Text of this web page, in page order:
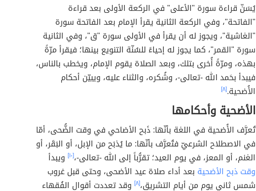
يُسَنّ قراءة سورة "الأعلى" في الركعة الأولى بعد قراءة
"الفاتحة"، وفي الركعة الثانية يقرأ الإمام بعد الفاتحة سورة
"الغاشية"، ويجوز له أن يقرأ في الأولى سورة "ق"، وفي الثانية
سورة "القمر"، كما يجوز له إحياءً للسُنّة التنويع بينها؛ فيقرأ مرّةً
بهذه، ومرّةً أُخرى بتلك، وبعد الصلاة يقوم الإمام، ويخطب بالناس،
فيبدأ بحَمد الله -تعالى-، وشُكره، والثناء عليه، ويبيّن أحكام
الأُضحية.[٨]
الأضحية وأحكامها
تُعرَّف الأُضحية في اللغة بأنّها: ذَبح الأضاحي في وقت الضُّحى، أمّا
في الاصطلاح الشرعيّ فتُعرَّف بأنّها: ما يُذبَح من الإبل، أو البَقَر، أو
الغنم، أو المعز، في يوم العيد؛ تقرُّباً إلى الله -تعالى-،[١٠]
ويبدأ
وقت ذبح الأضحية بعد أداء صلاة عيد الأضحى، وحتى قبل غروب
شمس ثاني يوم من أيام التشريق،[٨] وقد تعددت أقوال الفُقهاء